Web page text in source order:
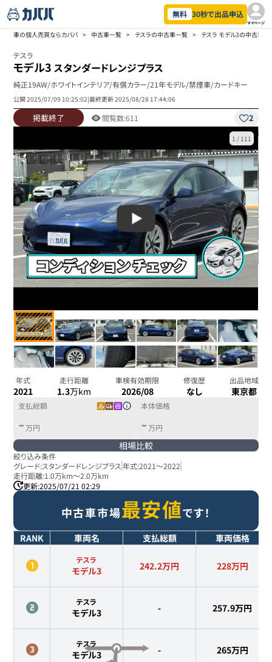
無料 30秒で出品申込
マイページ
車の個人売買ならカババ > 中古車一覧 > テスラの中古車一覧 > テスラ モデル3の中古車一
テスラ
モデル3 スタンダードレンジプラス
純正19AW/ホワイトインテリア/有償カラー/21年モデル/禁煙車/カードキー
公開2025/07/09 10:25:02|最終更新2025/08/28 17:44:06
掲載終了 閲覧数:611 2
1 / 111
年式
2021
走行距離
1.3万km
車検有効期限
2026/08
修復歴
なし
出品地域
東京都
支払総額
- 万円
本体価格
- 万円
相場比較
絞り込み条件
グレード:スタンダードレンジプラス 年式:2021～2022
走行距離:1.0万km～2.0万km
更新:2025/07/21 02:29
中古車市場最安値です！
RANK 車両名 支払総額 車両価格
テスラ
モデル3 242.2万円 228万円
テスラ
モデル3 - 257.9万円
テスラ
モデル3 - 265万円